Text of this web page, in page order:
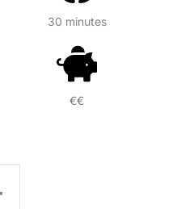
30 minutes
€€